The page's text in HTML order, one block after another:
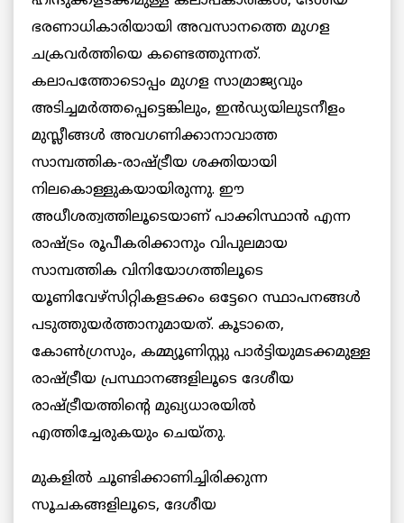
ഭരണാധികാരിയായി അവസാനത്തെ മുഗള
ചക്രവര്‍ത്തിയെ കണ്ടെത്തുന്നത്.
കലാപത്തോടൊപ്പം മുഗള സാമ്രാജ്യവും
അടിച്ചമര്‍ത്തപ്പെട്ടെങ്കിലും, ഇന്‍ഡ്യയിലുടനീളം
മുസ്ലീങ്ങള്‍ അവഗണിക്കാനാവാത്ത
സാമ്പത്തിക-രാഷ്ട്രീയ ശക്തിയായി
നിലകൊള്ളുകയായിരുന്നു. ഈ
അധീശത്വത്തിലൂടെയാണ് പാക്കിസ്ഥാന്‍ എന്ന
രാഷ്ട്രം രൂപീകരിക്കാനും വിപുലമായ
സാമ്പത്തിക വിനിയോഗത്തിലൂടെ
യൂണിവേഴ്‌സിറ്റികളടക്കം ഒട്ടേറെ സ്ഥാപനങ്ങള്‍
പടുത്തുയര്‍ത്താനുമായത്. കൂടാതെ,
കോണ്‍ഗ്രസും, കമ്മ്യൂണിസ്റ്റു പാര്‍ട്ടിയുമടക്കമുള്ള
രാഷ്ട്രീയ പ്രസ്ഥാനങ്ങളിലൂടെ ദേശീയ
രാഷ്ട്രീയത്തിന്റെ മുഖ്യധാരയില്‍
എത്തിച്ചേരുകയും ചെയ്തു.
മുകളില്‍ ചൂണ്ടിക്കാണിച്ചിരിക്കുന്ന
സൂചകങ്ങളിലൂടെ, ദേശീയ